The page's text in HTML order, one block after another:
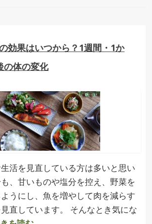
効果はいつから？1週間・1か
の体の変化
活を見直している方は多いと思い
、甘いものや塩分を控え、野菜を
うにし、魚を増やして肉を減らす
直しています。 そんなとき気にな